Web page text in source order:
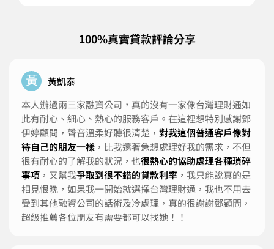
100%真實貸款評論分享
黃
黃凱泰
本人辦過兩三家融資公司，真的沒有一家像台灣理財通如
此有耐心、細心、熱心的服務客戶。在這裡想特別感謝鄧
伊婷顧問，聲音溫柔好聽很清楚， 對我這個普通客戶像對
待自己的朋友一樣 ，比我還著急想處理好我的需求，不但
很有耐心的了解我的狀況，也很熱心的協助處理各種瑣碎
事項 ，又幫我爭取到很不錯的貸款利率 ，我只能說真的是
相見恨晚，如果我一開始就選擇台灣理財通，我也不用去
受到其他融資公司的話術及冷處理，真的很謝謝鄧顧問，
超級推薦各位朋友有需要都可以找她！！